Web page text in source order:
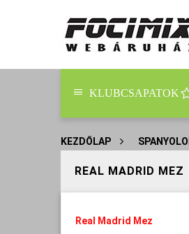
KLUBCSAPATOK
KEZDŐLAP >
REAL MADRID MEZ
Real Madrid Mez